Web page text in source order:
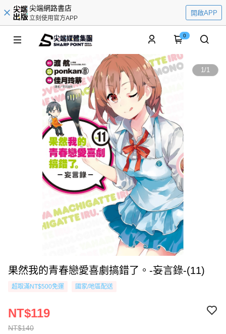
尖端網路書店
立刻使用官方APP
開啟APP
0
1/1
果然我的青春戀愛喜劇搞錯了。-妄言錄-(11)
超取滿NT$500免運 國家/地區配送
NT$140
NT$119